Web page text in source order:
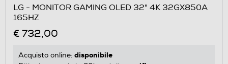
LG - MONITOR GAMING OLED 32" 4K 32GX850A
165HZ
€ 732,00
Acquisto online: disponibile